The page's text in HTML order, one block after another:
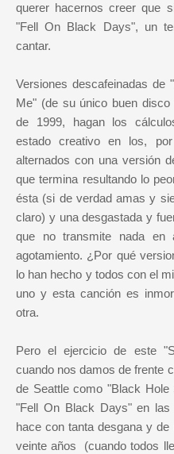
querer hacernos creer que
"Fell On Black Days", un
cantar.
Versiones descafeinadas de
Me" (de su único buen disco
de 1999, hagan los
estado creativo en los,
alternados con una versión
que termina resultando lo
ésta (si de verdad amas y
claro) y una desgastada y
que no transmite nada en
agotamiento. ¿Por qué
lo han hecho y todos con el
uno y esta canción es
otra.
Pero el ejercicio de este
cuando nos damos de frente
de Seattle como "Black Hole
"Fell On Black Days" en
hace con tanta desgana y
veinte años (cuando todos